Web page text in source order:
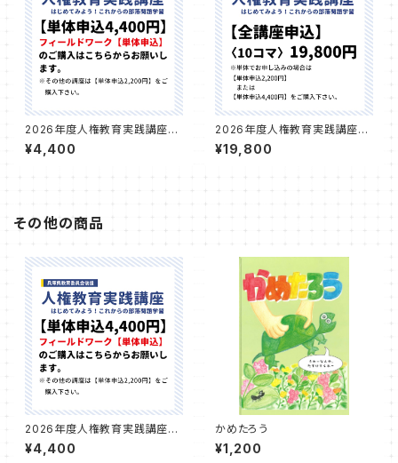
2026年度人権教育実践講座
講習費【単体申込のフィールドワ
ーク（4,400円）】
¥4,400
2026年度人権教育実践講座
講習費【全講座申込】
¥19,800
その他の商品
2026年度人権教育実践講座
講習費【単体申込のフィールドワ
ーク（4,400円）】
¥4,400
かめたろう
¥1,200